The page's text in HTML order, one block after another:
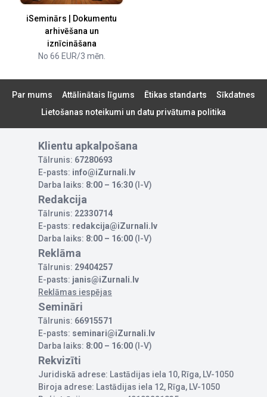
iSeminārs | Dokumentu
arhivēšana un
iznīcināšana
No 66 EUR/3 mēn.
Par mums Attālinātais līgums Ētikas standarts
Sīkdatnes
Lietošanas noteikumi un datu privātuma politika
Klientu apkalpošana
Tālrunis: 67280693
E-pasts: info@iZurnali.lv
Darba laiks: 8:00 – 16:30 (I-V)
Redakcija
Tālrunis: 22330714
E-pasts: redakcija@iZurnali.lv
Darba laiks: 8:00 – 16:00 (I-V)
Reklāma
Tālrunis: 29404257
E-pasts: janis@iZurnali.lv
Reklāmas iespējas
Semināri
Tālrunis: 66915571
E-pasts: seminari@iZurnali.lv
Darba laiks: 8:00 – 16:00 (I-V)
Rekvizīti
Juridiskā adrese: Lastādijas iela 10, Rīga, LV-1050
Biroja adrese: Lastādijas iela 12, Rīga, LV-1050